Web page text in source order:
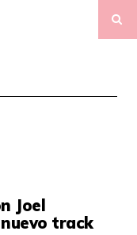
Joel
track